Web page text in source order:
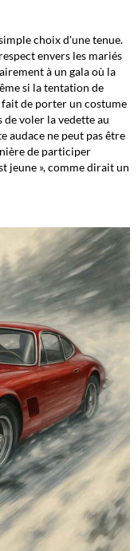
choix d'une tenue.
envers les mariés
à un gala où la
si la tentation de
de porter un costume
de voler la vedette au
audace ne peut pas être
de participer
jeune », comme dirait un